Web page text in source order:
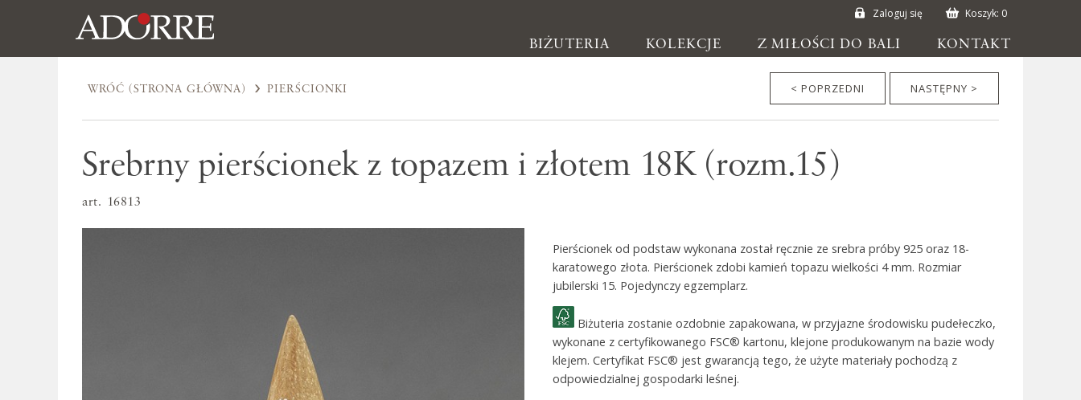
Zaloguj się Koszyk: 0
BIŻUTERIA KOLEKCJE Z MIŁOŚCI DO BALI KONTAKT
Biżuteria
Kolczyki
Pierścionki
Broszki
Inne
WRÓĆ (STRONA GŁÓWNA) PIERŚCIONKI < POPRZEDNI NASTĘPNY >
Srebrny pierścionek z topazem i złotem 18K (rozm.15)
art. 16813
Pierścionek od podstaw wykonana został ręcznie ze srebra próby 925 oraz 18-
karatowego złota. Pierścionek zdobi kamień topazu wielkości 4 mm. Rozmiar
jubilerski 15. Pojedynczy egzemplarz.
Biżuteria zostanie ozdobnie zapakowana, w przyjazne środowisku pudełeczko,
wykonane z certyfikowanego FSC® kartonu, klejone produkowanym na bazie wody
klejem. Certyfikat FSC® jest gwarancją tego, że użyte materiały pochodzą z
odpowiedzialnej gospodarki leśnej.